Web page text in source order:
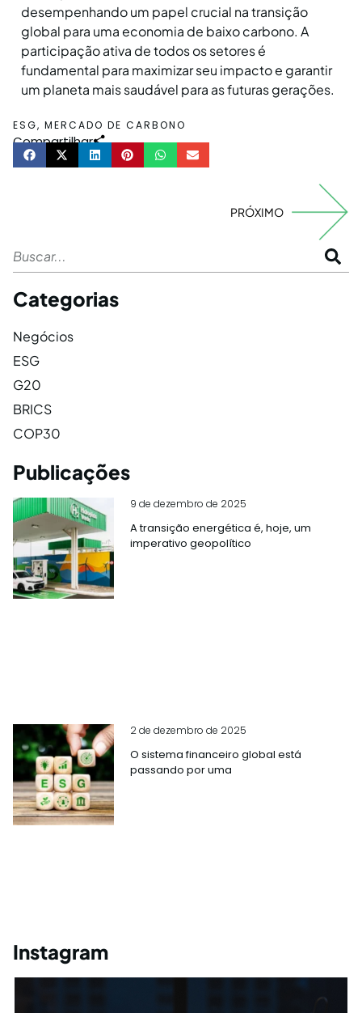
desempenhando um papel crucial na transição
global para uma economia de baixo carbono. A
participação ativa de todos os setores é
fundamental para maximizar seu impacto e garantir
um planeta mais saudável para as futuras gerações.
ESG, MERCADO DE CARBONO
Compartilhar
PRÓXIMO
Categorias
Negócios
ESG
G20
BRICS
COP30
Publicações
9 de dezembro de 2025
A transição energética é, hoje, um
imperativo geopolítico
2 de dezembro de 2025
O sistema financeiro global está
passando por uma
Instagram